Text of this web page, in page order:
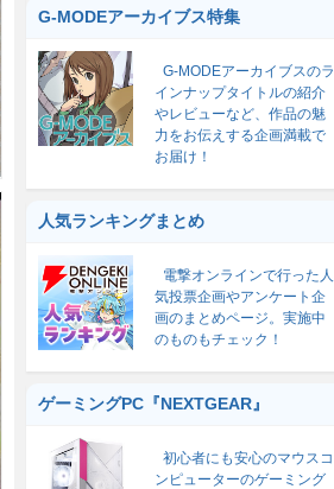
G-MODEアーカイブス特集
G-MODEアーカイブスのラ
インナップタイトルの紹介
やレビューなど、作品の魅
力をお伝えする企画満載で
お届け！
人気ランキングまとめ
電撃オンラインで行った人
気投票企画やアンケート企
画のまとめページ。実施中
のものもチェック！
ゲーミングPC『NEXTGEAR』
初心者にも安心のマウスコ
ンピューターのゲーミング